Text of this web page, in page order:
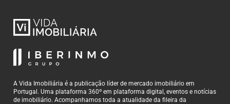
A Vida Imobiliária é a publicação líder de mercado imobiliário em
Portugal. Uma plataforma 360º em plataforma digital, eventos e notícias
de imobiliário. Acompanhamos toda a atualidade da fileira da